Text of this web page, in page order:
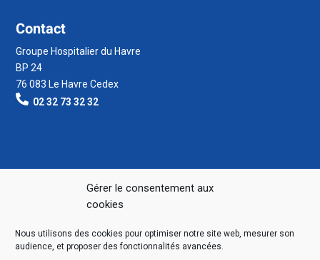
Gérer le consentement aux
cookies
Nous utilisons des cookies pour optimiser notre site web, mesurer son
audience, et proposer des fonctionnalités avancées.
Contact
Groupe Hospitalier du Havre
BP 24
76 083 Le Havre Cedex
02 32 73 32 32